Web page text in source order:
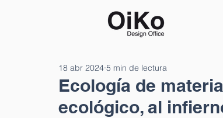
Ecología de
ecológico, al
18 abr 2024 5 min de lectura